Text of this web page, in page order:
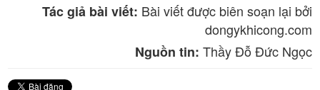
Tác giả bài viết: Bài viết được biên soạn lại bởi
dongykhicong.com
Nguồn tin: Thầy Đỗ Đức Ngọc